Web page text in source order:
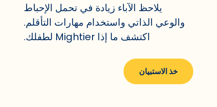
يلاحظ الآباء زيادة في تحمل الإحباط
والوعي الذاتي واستخدام مهارات التأقلم.
اكتشف ما إذا Mightier لطفلك.
خذ الاستبيان